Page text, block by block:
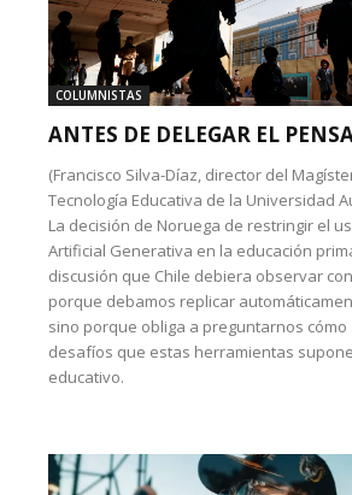
COLUMNISTAS
ANTES DE DELEGAR EL
(Francisco Silva-Díaz, director del
Tecnología Educativa de la Universidad
La decisión de Noruega de restringir el
Artificial Generativa en la educación
discusión que Chile debiera observar
porque debamos replicar
sino porque obliga a preguntarnos
desafíos que estas herramientas
educativo.